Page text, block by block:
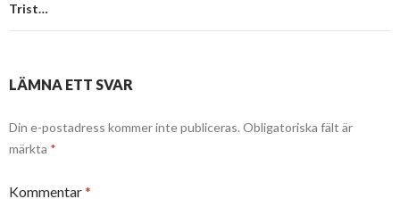
Trist…
LÄMNA ETT SVAR
Din e-postadress kommer inte publiceras. Obligatoriska fält är
märkta *
Kommentar*